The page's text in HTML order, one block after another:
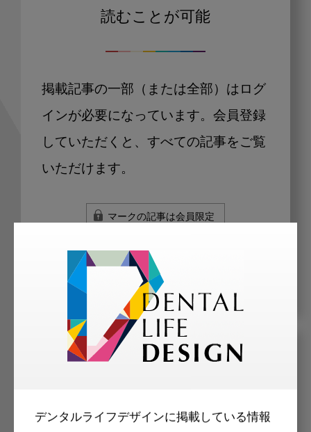
デンタルライフデザインに掲載している情報
読むことが可能
掲載記事の一部（または全部）はログ
インが必要になっています。会員登録
していただくと、すべての記事をご覧
いただけます。
マークの記事は会員限定
メリット